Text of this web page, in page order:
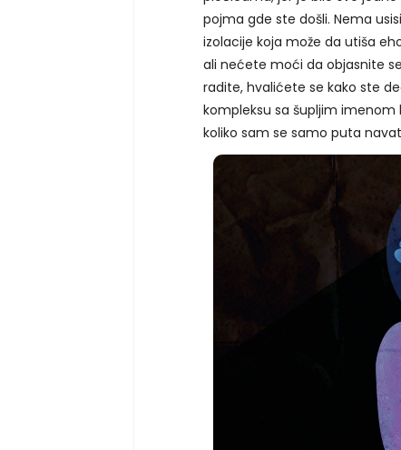
pojma gde ste došli. Nema
izolacije koja može da utiša
ali nećete moći da objasnite
radite, hvalićete se kako ste
kompleksu sa šupljim
koliko sam se samo puta